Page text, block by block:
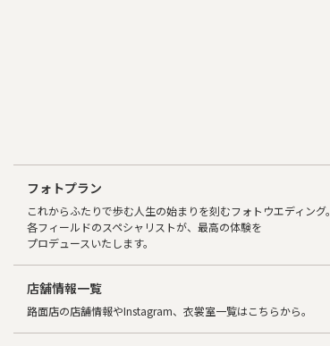
フォトプラン
これからふたりで歩む人生の始まりを刻むフォトウエディング。
各フィールドのスペシャリストが、最高の体験を
プロデュースいたします。
店舗情報一覧
路面店の店舗情報やInstagram、衣裳室一覧はこちらから。